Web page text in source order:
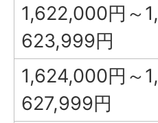
1,622,000円～1,
623,999円
1,624,000円～1,
627,999円